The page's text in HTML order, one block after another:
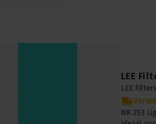
LEE
LEE
NR.353